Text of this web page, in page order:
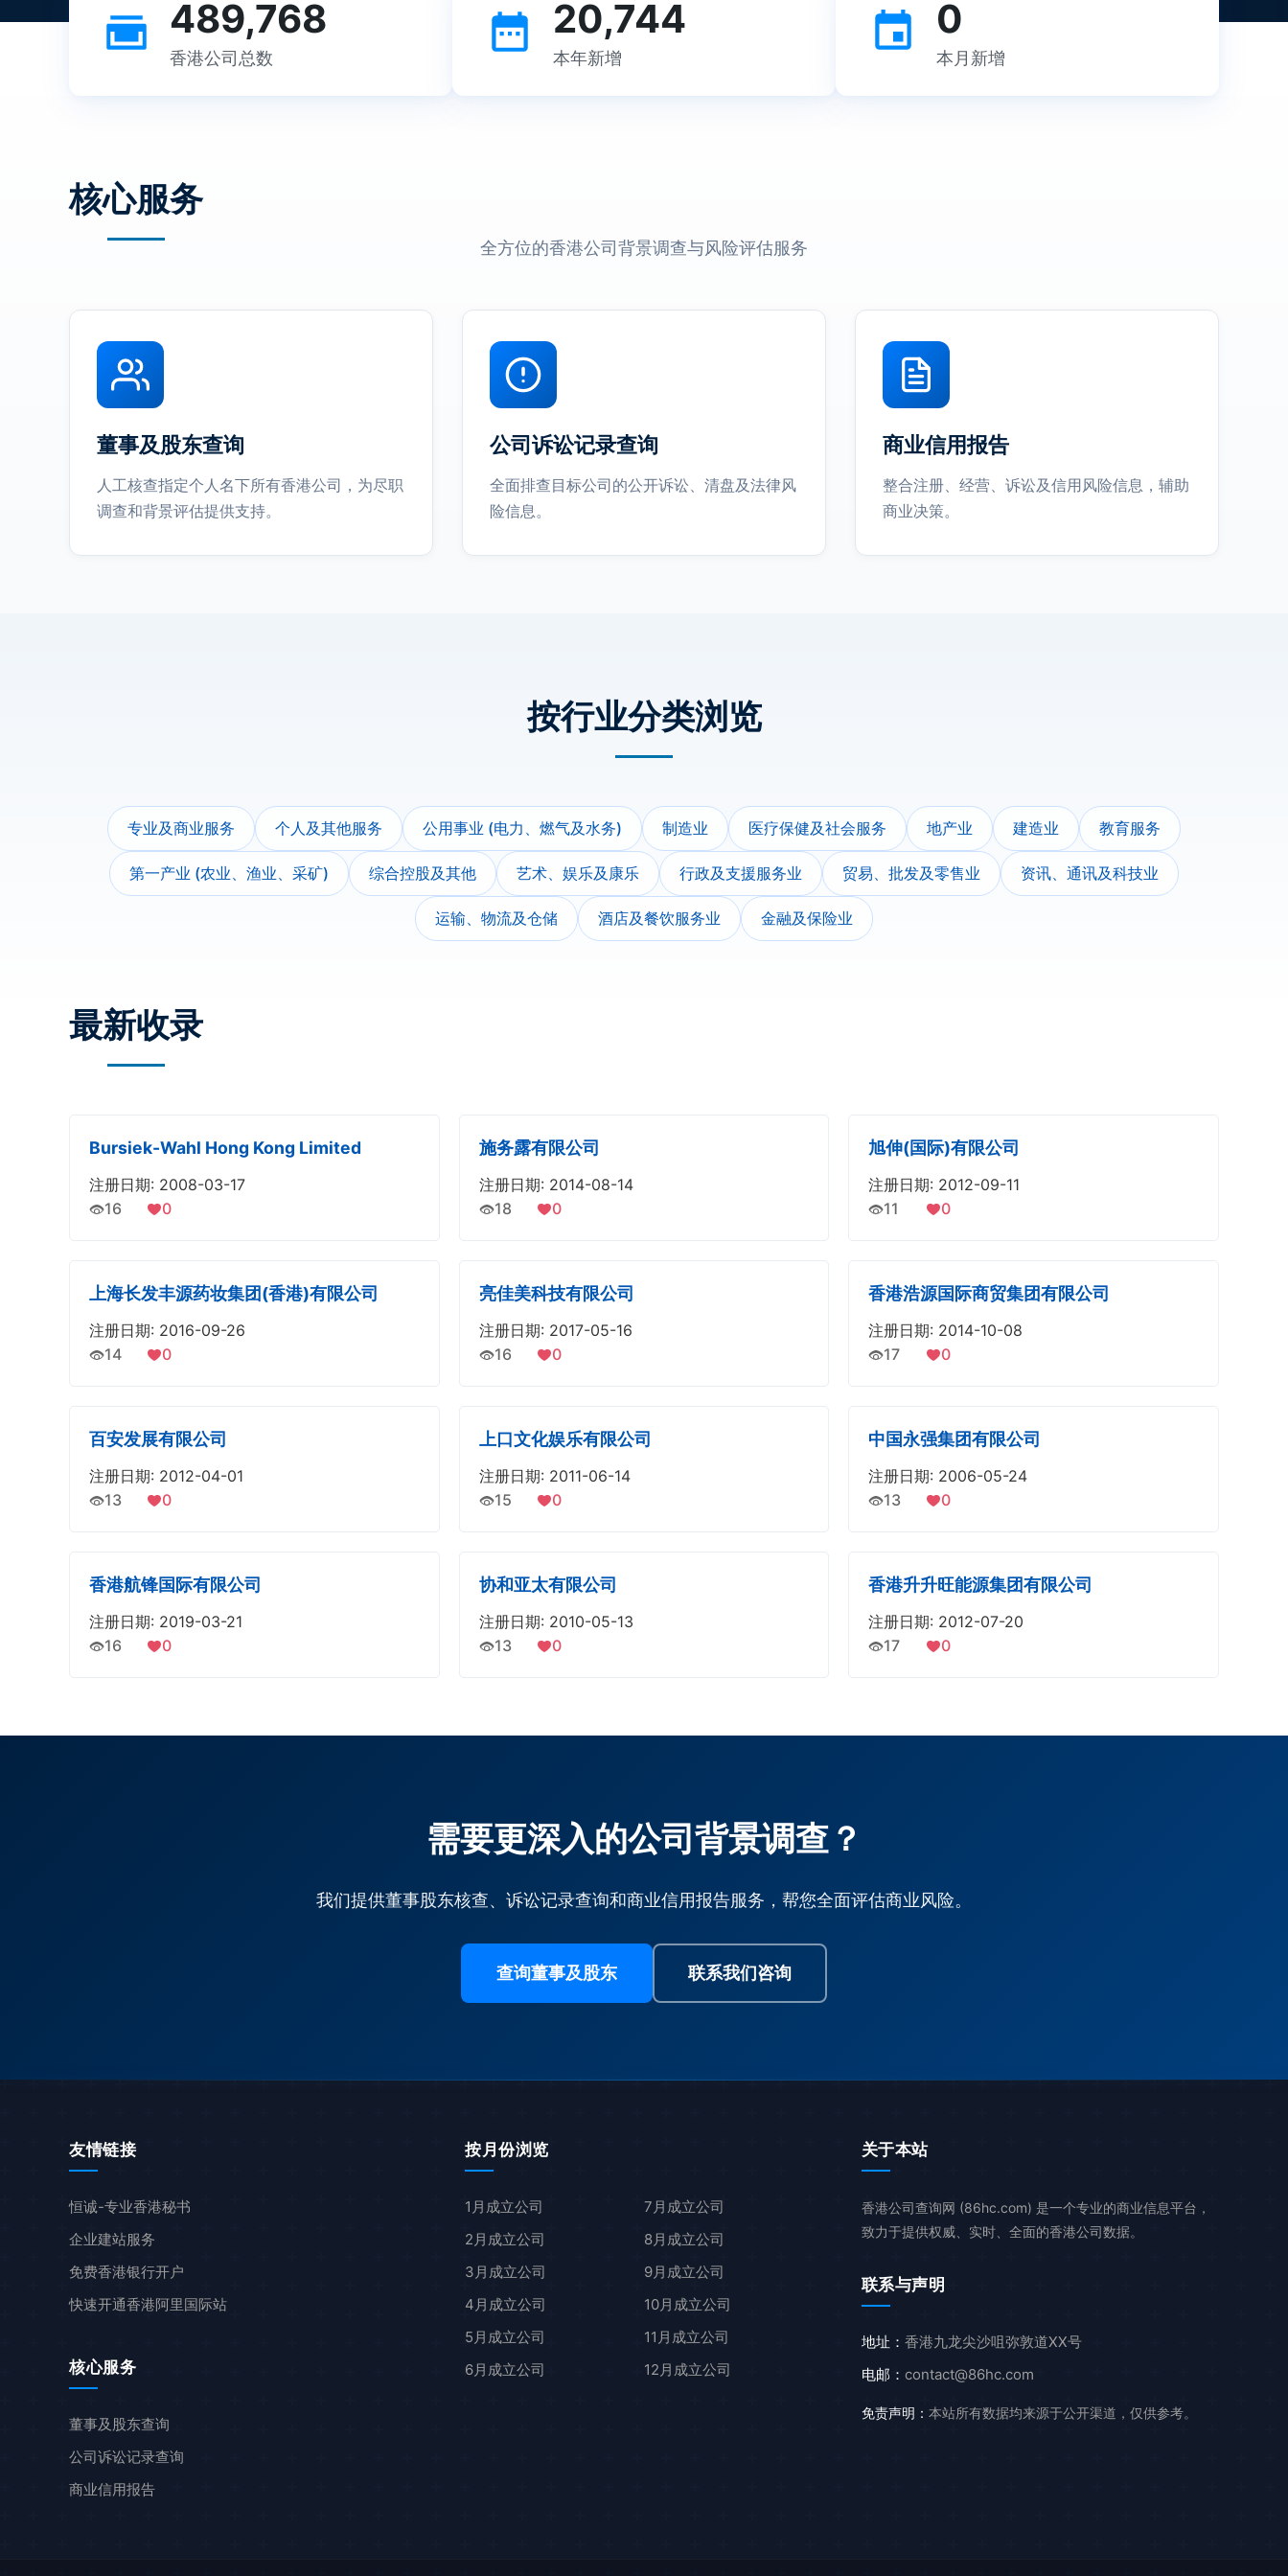
489,768
香港公司总数
20,744
本年新增
0
本月新增
核心服务
全方位的香港公司背景调查与风险评估服务
董事及股东查询
人工核查指定个人名下所有香港公司，为尽职
调查和背景评估提供支持。
公司诉讼记录查询
全面排查目标公司的公开诉讼、清盘及法律风
险信息。
商业信用报告
整合注册、经营、诉讼及信用风险信息，辅助
商业决策。
按行业分类浏览
专业及商业服务 个人及其他服务 公用事业 (电力、燃气及水务) 制造业 医疗保健及社会服务 地产业 建造业 教育服务
第一产业 (农业、渔业、采矿) 综合控股及其他 艺术、娱乐及康乐 行政及支援服务业 贸易、批发及零售业 资讯、通讯及科技业
运输、物流及仓储 酒店及餐饮服务业 金融及保险业
最新收录
Bursiek-Wahl Hong Kong Limited
注册日期: 2008-03-17
16
0
施务露有限公司
注册日期: 2014-08-14
18
0
旭伸(国际)有限公司
注册日期: 2012-09-11
11
0
上海长发丰源药妆集团(香港)有限公司
注册日期: 2016-09-26
14
0
亮佳美科技有限公司
注册日期: 2017-05-16
16
0
香港浩源国际商贸集团有限公司
注册日期: 2014-10-08
17
0
百安发展有限公司
注册日期: 2012-04-01
13
0
上口文化娱乐有限公司
注册日期: 2011-06-14
15
0
中国永强集团有限公司
注册日期: 2006-05-24
13
0
香港航锋国际有限公司
注册日期: 2019-03-21
16
0
协和亚太有限公司
注册日期: 2010-05-13
13
0
香港升升旺能源集团有限公司
注册日期: 2012-07-20
17
0
需要更深入的公司背景调查？
我们提供董事股东核查、诉讼记录查询和商业信用报告服务，帮您全面评估商业风险。
查询董事及股东 联系我们咨询
友情链接
恒诚-专业香港秘书
企业建站服务
免费香港银行开户
快速开通香港阿里国际站
核心服务
董事及股东查询
公司诉讼记录查询
商业信用报告
按月份浏览
1月成立公司
2月成立公司
3月成立公司
4月成立公司
5月成立公司
6月成立公司
7月成立公司
8月成立公司
9月成立公司
10月成立公司
11月成立公司
12月成立公司
关于本站
香港公司查询网 (86hc.com) 是一个专业的商业信息平台，
致力于提供权威、实时、全面的香港公司数据。
联系与声明
地址： 香港九龙尖沙咀弥敦道XX号
电邮： contact@86hc.com
免责声明： 本站所有数据均来源于公开渠道，仅供参考。